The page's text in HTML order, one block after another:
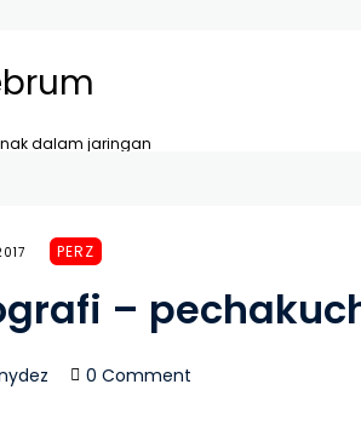
dalam jaringan
PERZ
–
0 Comment